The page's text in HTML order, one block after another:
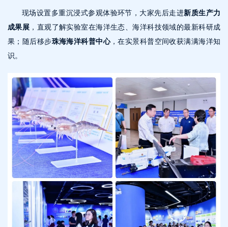
现场设置多重沉浸式参观体验环节，大家先后走进新质生产力
成果展 ，直观了解实验室在海洋生态、海洋科技领域的最新科研成
果；随后移步珠海海洋科普中心，在实景科普空间收获满满海洋知
识。